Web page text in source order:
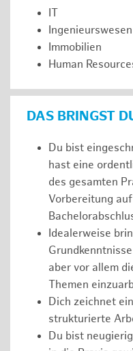
IT
Ingenieurswesen
Immobilien
Human
DAS BRINGST
Du bist
hast eine
des gesamten
Vorbereitung
Idealerweise
aber vor allem
Themen
Dich zeichnet
strukturierte
Du bist